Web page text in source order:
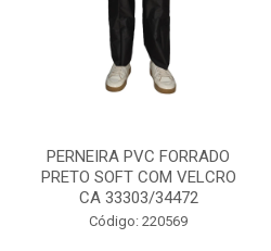
PERNEIRA PVC FORRADO
PRETO SOFT COM VELCRO
CA 33303/34472
Código: 220569